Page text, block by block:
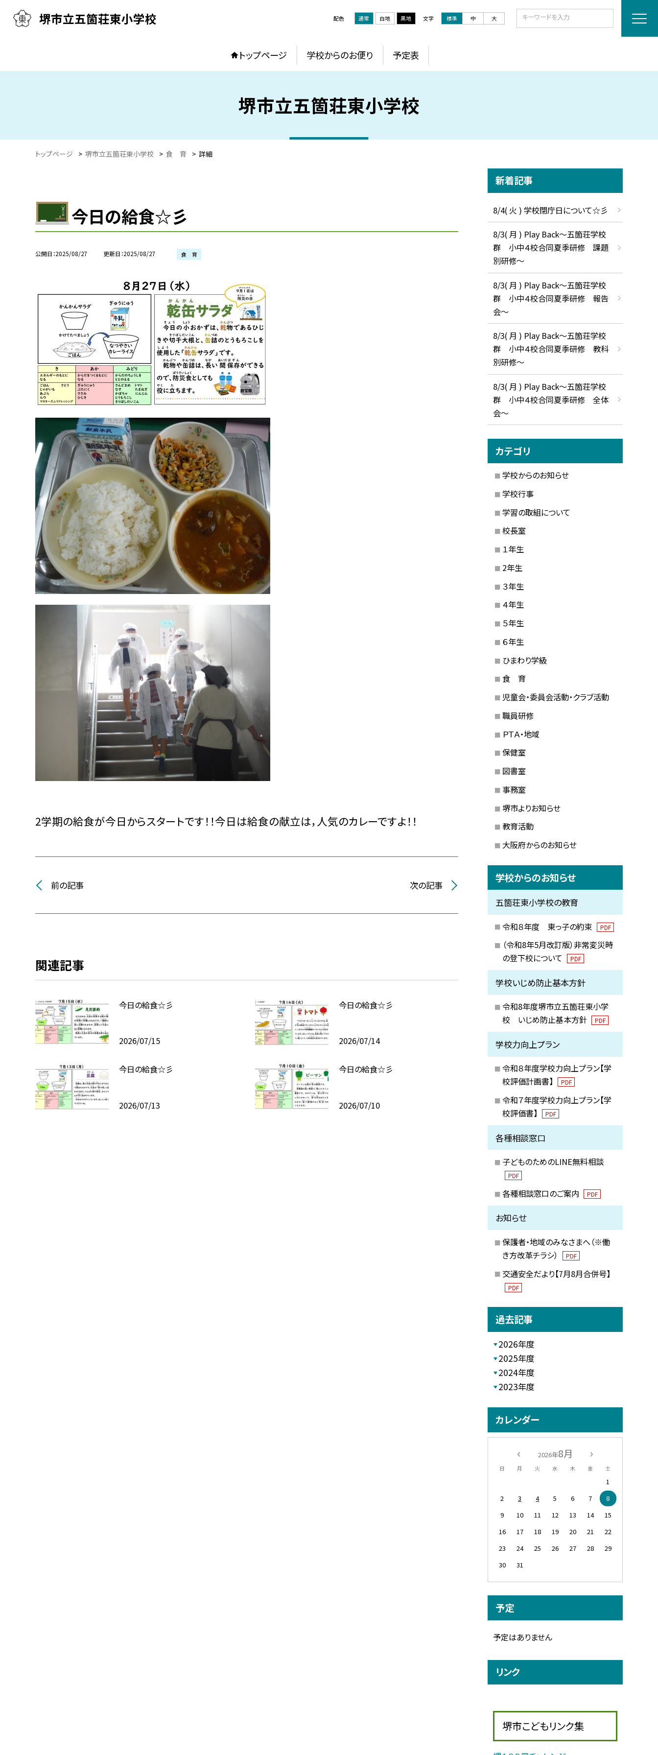
堺市立五箇荘東小学校 配色 通常 白地 黒地 文字 標準 中 大
トップページ 学校からのお便り 予定表
堺市立五箇荘東小学校
トップページ > 堺市立五箇荘東小学校 > 食 育 > 詳細
今日の給食☆彡
公開日 2025/08/27 更新日 2025/08/27 食 育
2学期の給食が今日からスタートです！！今日は給食の献立は，人気のカレーですよ！！
前の記事 次の記事
関連記事
今日の給食☆彡
2026/07/15
今日の給食☆彡
2026/07/14
今日の給食☆彡
2026/07/13
今日の給食☆彡
2026/07/10
新着記事
8/4( 火 ) 学校閉庁日について☆彡
8/3( 月 ) Play Back～五箇荘学校
群 小中４校合同夏季研修 課題
別研修～
8/3( 月 ) Play Back～五箇荘学校
群 小中４校合同夏季研修 報告
会～
8/3( 月 ) Play Back～五箇荘学校
群 小中４校合同夏季研修 教科
別研修～
8/3( 月 ) Play Back～五箇荘学校
群 小中４校合同夏季研修 全体
会～
カテゴリ
学校からのお知らせ
学校行事
学習の取組について
校長室
１年生
2年生
３年生
４年生
５年生
６年生
ひまわり学級
食 育
児童会・委員会活動・クラブ活動
職員研修
ＰＴＡ・地域
保健室
図書室
事務室
堺市よりお知らせ
教育活動
大阪府からのお知らせ
学校からのお知らせ
五箇荘東小学校の教育
令和８年度 東っ子の約束 PDF
（令和8年5月改訂版）非常変災時
の登下校について
PDF
学校いじめ防止基本方針
令和8年度堺市立五箇荘東小学
校 いじめ防止基本方針
PDF
学校力向上プラン
令和８年度学校力向上プラン【学
校評価計画書】
PDF
令和７年度学校力向上プラン【学
校評価書】
PDF
各種相談窓口
子どものためのLINE無料相談
PDF
各種相談窓口のご案内 PDF
お知らせ
保護者・地域のみなさまへ（※働
き方改革チラシ）
PDF
交通安全だより【7月8月合併号】
PDF
過去記事
2026年度
2025年度
2024年度
2023年度
カレンダー
2026年8月
日 月 火 水 木 金 土
1
2
3 4 5 6 7
8
9
10 11 12 13 14
15
16
17 18 19 20 21
22
23
24 25 26 27 28
29
30
31
予定
予定はありません
リンク
堺市こどもリンク集